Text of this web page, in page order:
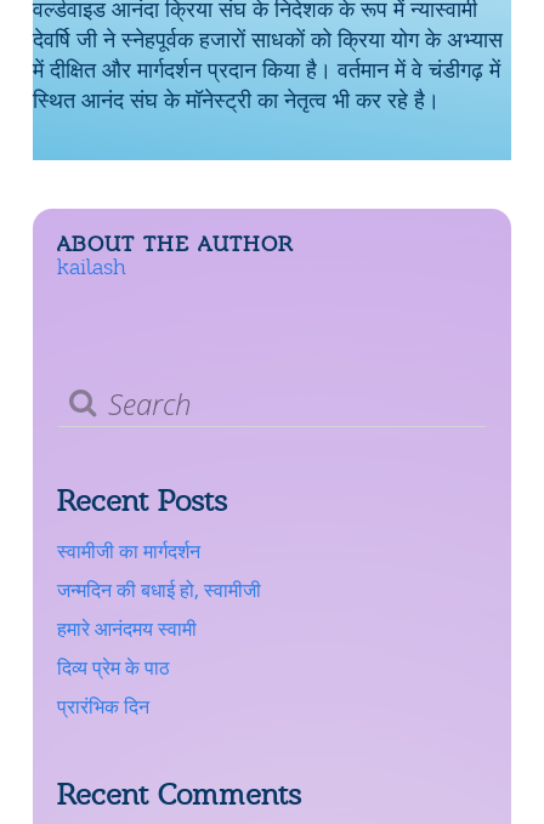
वर्ल्डवाइड आनंदा क्रिया संघ के निदेशक के रूप में न्यास्वामी
देवर्षि जी ने स्नेहपूर्वक हजारों साधकों को क्रिया योग के अभ्यास
में दीक्षित और मार्गदर्शन प्रदान किया है। वर्तमान में वे चंडीगढ़ में
स्थित आनंद संघ के मॉनेस्ट्री का नेतृत्व भी कर रहे है।
ABOUT THE AUTHOR
kailash
Recent Posts
स्वामीजी का मार्गदर्शन
जन्मदिन की बधाई हो, स्वामीजी
हमारे आनंदमय स्वामी
दिव्य प्रेम के पाठ
प्रारंभिक दिन
Recent Comments